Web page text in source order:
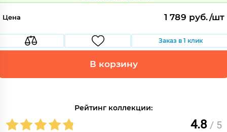
Цена 1 789 руб./шт
Заказ в 1 клик
В корзину
Рейтинг коллекции:
4.8 / 5